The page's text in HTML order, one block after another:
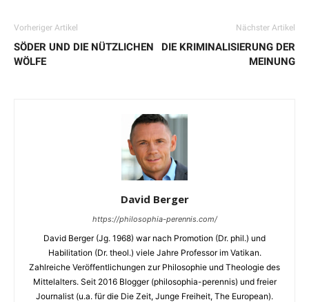
Vorheriger Artikel
SÖDER UND DIE NÜTZLICHEN
WÖLFE
Nächster Artikel
DIE KRIMINALISIERUNG DER
MEINUNG
David Berger
https://philosophia-perennis.com/
David Berger (Jg. 1968) war nach Promotion (Dr. phil.) und
Habilitation (Dr. theol.) viele Jahre Professor im Vatikan.
Zahlreiche Veröffentlichungen zur Philosophie und Theologie des
Mittelalters. Seit 2016 Blogger (philosophia-perennis) und freier
Journalist (u.a. für die Die Zeit, Junge Freiheit, The European).